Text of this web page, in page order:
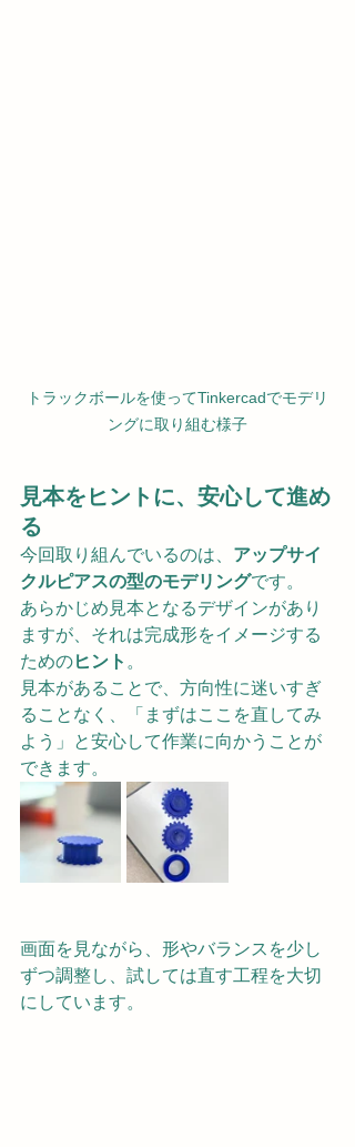
トラックボールを使ってTinkercadでモデリ
ングに取り組む様子
見本をヒントに、安心して進め
る
今回取り組んでいるのは、 アップサイ
クルピアスの型のモデリングです。
あらかじめ見本となるデザインがあり
ますが、それは完成形をイメージする
ためのヒント 。
見本があることで、方向性に迷いすぎ
ることなく、「まずはここを直してみ
よう」と安心して作業に向かうことが
できます。
画面を見ながら、形やバランスを少し
ずつ調整し、試しては直す工程を大切
にしています。